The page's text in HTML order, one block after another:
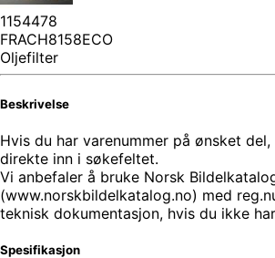
1154478
FRACH8158ECO
Oljefilter
Beskrivelse
Hvis du har varenummer på ønsket
direkte inn i søkefeltet.
Vi anbefaler å bruke Norsk
(www.norskbildelkatalog.no) med
teknisk dokumentasjon, hvis du ikke
Spesifikasjon